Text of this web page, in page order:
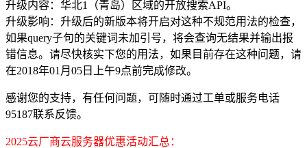
升级内容：华北1（青岛）区域的开放搜索API。
升级影响：升级后的新版本将开启对这种不规范用法的检查，
如果query子句的关键词未加引号，将会查询无结果并输出报
错信息。请尽快核实下您的用法，如果目前存在这种问题，请
在2018年01月05日上午9点前完成修改。
感谢您的支持，有任何问题，可随时通过工单或服务电话
95187联系反馈。
2025云厂商云服务器优惠活动汇总：